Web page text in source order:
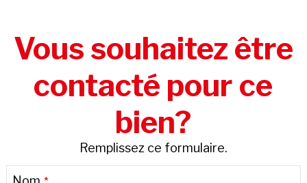
Vous souhaitez être
contacté pour ce
bien?
Remplissez ce formulaire.